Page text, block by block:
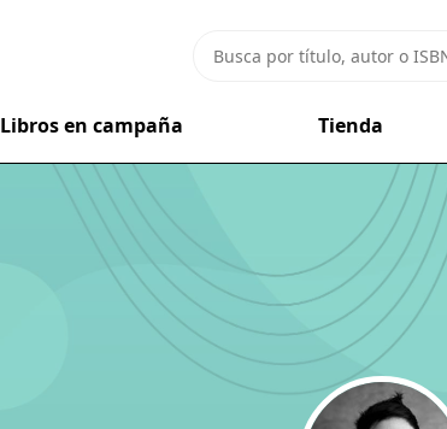
Libros en campaña Tienda